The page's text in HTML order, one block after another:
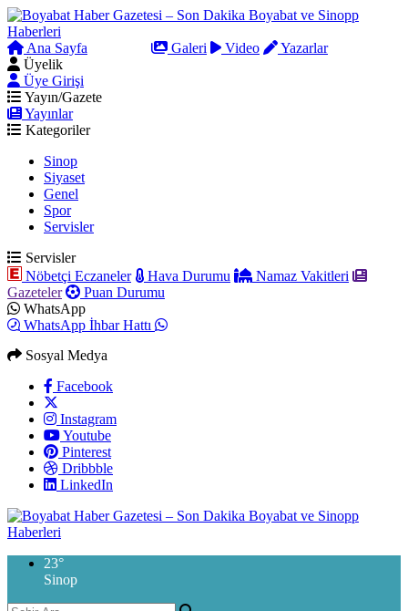
Ana Sayfa Galeri Video
Yazarlar
Üyelik
Üye Girişi
Yayın/Gazete
Yayınlar
Kategoriler
Sinop
Siyaset
Genel
Spor
Servisler
Servisler
Nöbetçi Eczaneler
Hava Durumu
Namaz Vakitleri
Gazeteler
Puan Durumu
WhatsApp
WhatsApp İhbar Hattı
Sosyal Medya
Facebook
Instagram
Youtube
Pinterest
Dribbble
LinkedIn
23°
Sinop